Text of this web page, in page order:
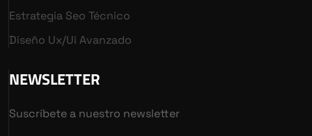
Estrategia Seo Técnico
Diseño Ux/ui Avanzado
NEWSLETTER
Suscríbete a nuestro newsletter